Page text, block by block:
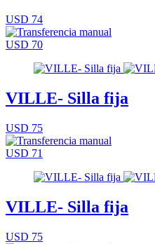
USD 74
USD 70
VILLE- Silla fija
USD 75
USD 71
VILLE- Silla fija
USD 75